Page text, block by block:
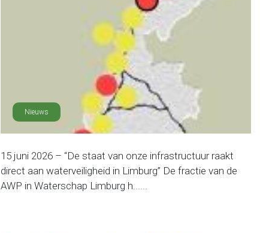
Nieuws
15 juni 2026 – “De staat van onze infrastructuur raakt
direct aan waterveiligheid in Limburg” De fractie van de
AWP in Waterschap Limburg h......